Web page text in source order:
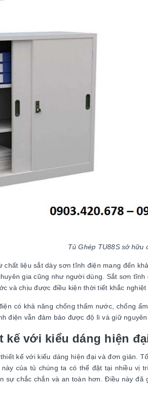
Tủ Ghép TU88S sở hữu
chất liệu sắt dày sơn tĩnh điện mang đến
gia cũng như người dùng. Sắt sơn
và chịu được điều kiện thời tiết khắc nghiệt
có khả năng chống thấm nước, chống
điện vẫn đảm bảo được độ lì và giữ
kế với kiểu dáng hiện
kế với kiểu dáng hiện đại và đơn giản.
của tủ chúng ta có thể đặt tại nhiều vị
sự chắc chắn và an toàn hơn. Điều này